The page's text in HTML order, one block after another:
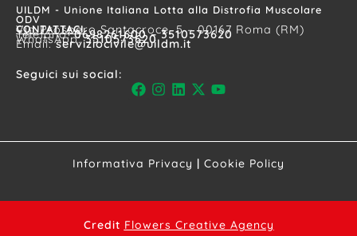
UILDM - Unione Italiana Lotta alla Distrofia Muscolare
ODV
CONTATTACI
Via Prospero Santacroce, 5 – 00167 Roma (RM)
Telefono:0698261600 – 3510573620
WhatsApp:3510573620
Email:serviziocivile@uildm.it
Seguici sui social:
Informativa Privacy | Cookie Policy
Credit Flowers Creative Agency